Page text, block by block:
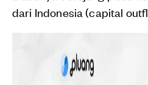
dari Indonesia (capital